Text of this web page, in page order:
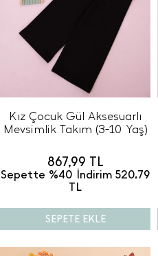
Kız Çocuk Gül Aksesuarlı
Mevsimlik Takım (3-10 Yaş)
867,99 TL
Sepette %40 İndirim 520,79
TL
SEPETE EKLE